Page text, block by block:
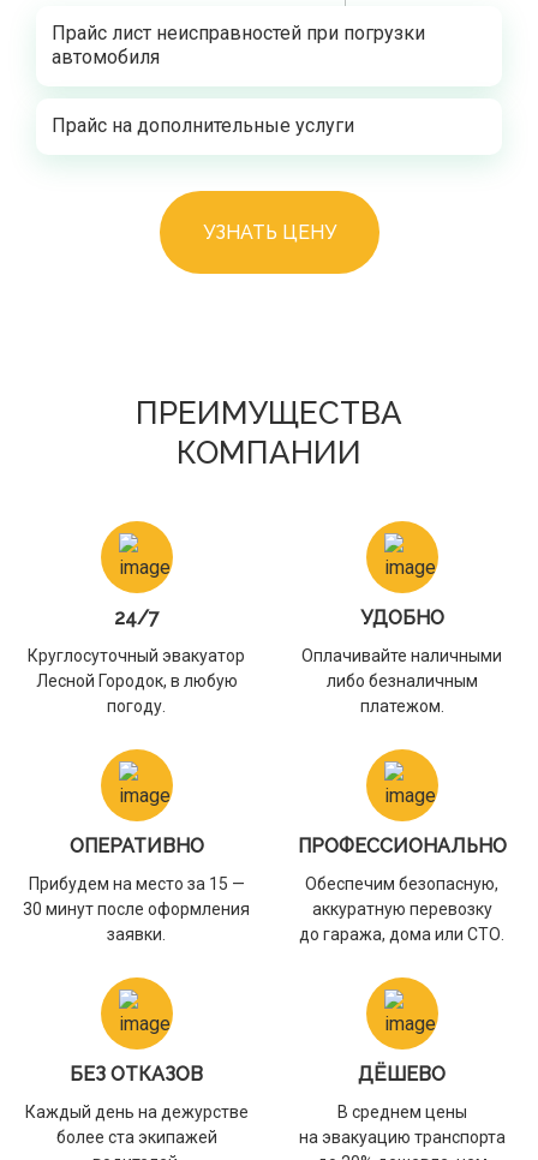
Прайс лист неисправностей при погрузки
автомобиля
Прайс на дополнительные услуги
УЗНАТЬ ЦЕНУ
ПРЕИМУЩЕСТВА
КОМПАНИИ
24/7
Круглосуточный эвакуатор
Лесной Городок, в любую
погоду.
УДОБНО
Оплачивайте наличными
либо безналичным
платежом.
ОПЕРАТИВНО
Прибудем на место за 15 —
30 минут после оформления
заявки.
ПРОФЕССИОНАЛЬНО
Обеспечим безопасную,
аккуратную перевозку
до гаража, дома или СТО.
БЕЗ ОТКАЗОВ
Каждый день на дежурстве
более ста экипажей
ДЁШЕВО
В среднем цены
на эвакуацию транспорта